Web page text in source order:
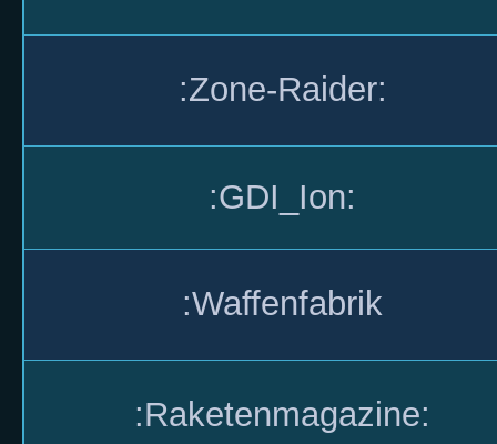
:Zone-Raider:
:GDI_Ion:
:Waffenfabrik
:Raketenmagazine: